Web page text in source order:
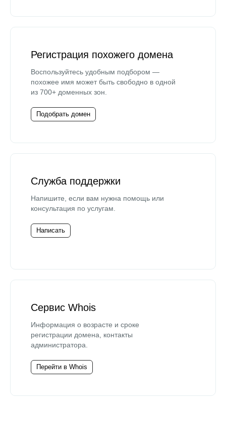
Регистрация похожего домена
Воспользуйтесь удобным подбором —
похожее имя может быть свободно в одной
из 700+ доменных зон.
Подобрать домен
Служба поддержки
Напишите, если вам нужна помощь или
консультация по услугам.
Написать
Сервис Whois
Информация о возрасте и сроке
регистрации домена, контакты
администратора.
Перейти в Whois